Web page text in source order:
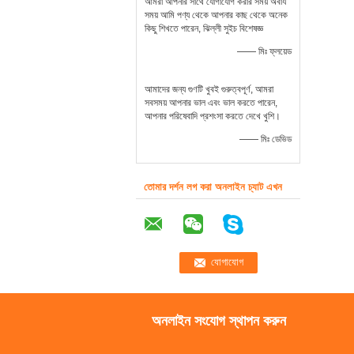
সময় আমি পণ্য থেকে আপনার কাছ থেকে অনেক
কিছু শিখতে পারেন, ঝিল্লী সুইচ বিশেষজ্ঞ
—— মিঃ ফ্লয়েড
আমাদের জন্য গুণটি খুবই গুরুত্বপূর্ণ, আমরা
সবসময় আপনার ভাল এবং ভাল করতে পারেন,
আপনার পরিষেবাদি প্রশংসা করতে দেখে খুশি।
—— মিঃ ডেভিড
তোমার দর্শন লগ করা অনলাইন চ্যাট এখন
অনলাইন সংযোগ স্থাপন করুন